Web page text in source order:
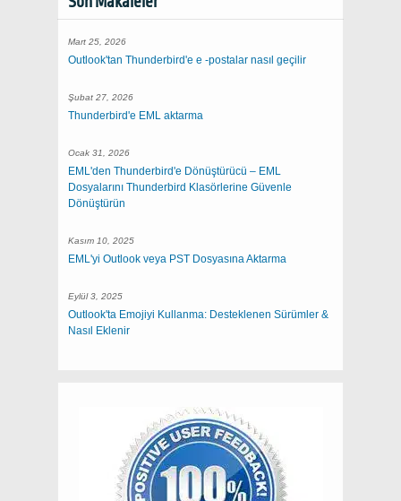
Mart 25, 2026
Outlook'tan Thunderbird'e e -postalar nasıl geçilir
Şubat 27, 2026
Thunderbird'e EML aktarma
Ocak 31, 2026
EML'den Thunderbird'e Dönüştürücü – EML
Dosyalarını Thunderbird Klasörlerine Güvenle
Dönüştürün
Kasım 10, 2025
EML'yi Outlook veya PST Dosyasına Aktarma
Eylül 3, 2025
Outlook'ta Emojiyi Kullanma: Desteklenen Sürümler &
Nasıl Eklenir